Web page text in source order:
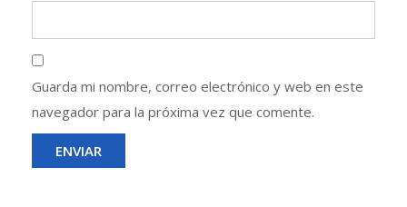
Guarda mi nombre, correo electrónico y web en este
navegador para la próxima vez que comente.